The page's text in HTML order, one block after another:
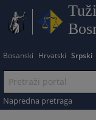
Bosanski Hrvatski Srpski
Napredna pretraga